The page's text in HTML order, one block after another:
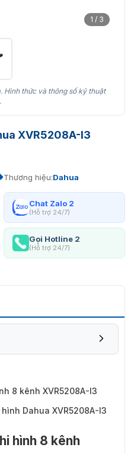
1 / 3
Hình thức và thông số kỹ thuật
XVR5208A-I3
Thương hiệu:Dahua
Chat Zalo 2
(Hỗ trợ 24/7)
Gọi Hotline 2
(Hỗ trợ 24/7)
8 kênh XVR5208A-I3
Dahua XVR5208A-I3
hình 8 kênh